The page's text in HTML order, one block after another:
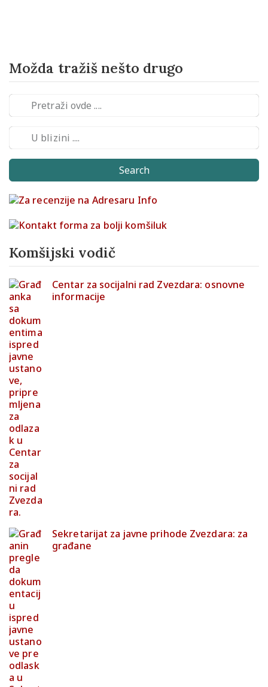
Možda tražiš nešto drugo
Search
Komšijski vodič
Centar za socijalni rad Zvezdara: osnovne
informacije
Sekretarijat za javne prihode Zvezdara: za
građane